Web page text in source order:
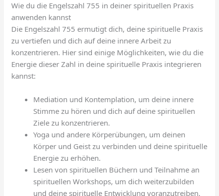
Wie du die Engelszahl 755 in deiner spirituellen Praxis
anwenden kannst
Die Engelszahl 755 ermutigt dich, deine spirituelle Praxis
zu vertiefen und dich auf deine innere Arbeit zu
konzentrieren. Hier sind einige Möglichkeiten, wie du die
Energie dieser Zahl in deine spirituelle Praxis integrieren
kannst:
Mediation und Kontemplation, um deine innere
Stimme zu hören und dich auf deine spirituellen
Ziele zu konzentrieren.
Yoga und andere Körperübungen, um deinen
Körper und Geist zu verbinden und deine spirituelle
Energie zu erhöhen.
Lesen von spirituellen Büchern und Teilnahme an
spirituellen Workshops, um dich weiterzubilden
und deine spirituelle Entwicklung voranzutreiben.